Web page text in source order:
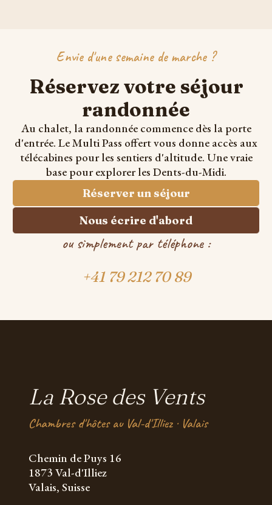
Envie d'une semaine de marche ?
Réservez votre séjour
randonnée
Au chalet, la randonnée commence dès la porte
d'entrée. Le Multi Pass offert vous donne accès aux
télécabines pour les sentiers d'altitude. Une vraie
base pour explorer les Dents-du-Midi.
Réserver un séjour
Nous écrire d'abord
ou simplement par téléphone :
+41 79 212 70 89
La Rose des Vents
Chambres d'hôtes au Val-d'Illiez · Valais
Chemin de Puys 16
1873 Val-d'Illiez
Valais, Suisse